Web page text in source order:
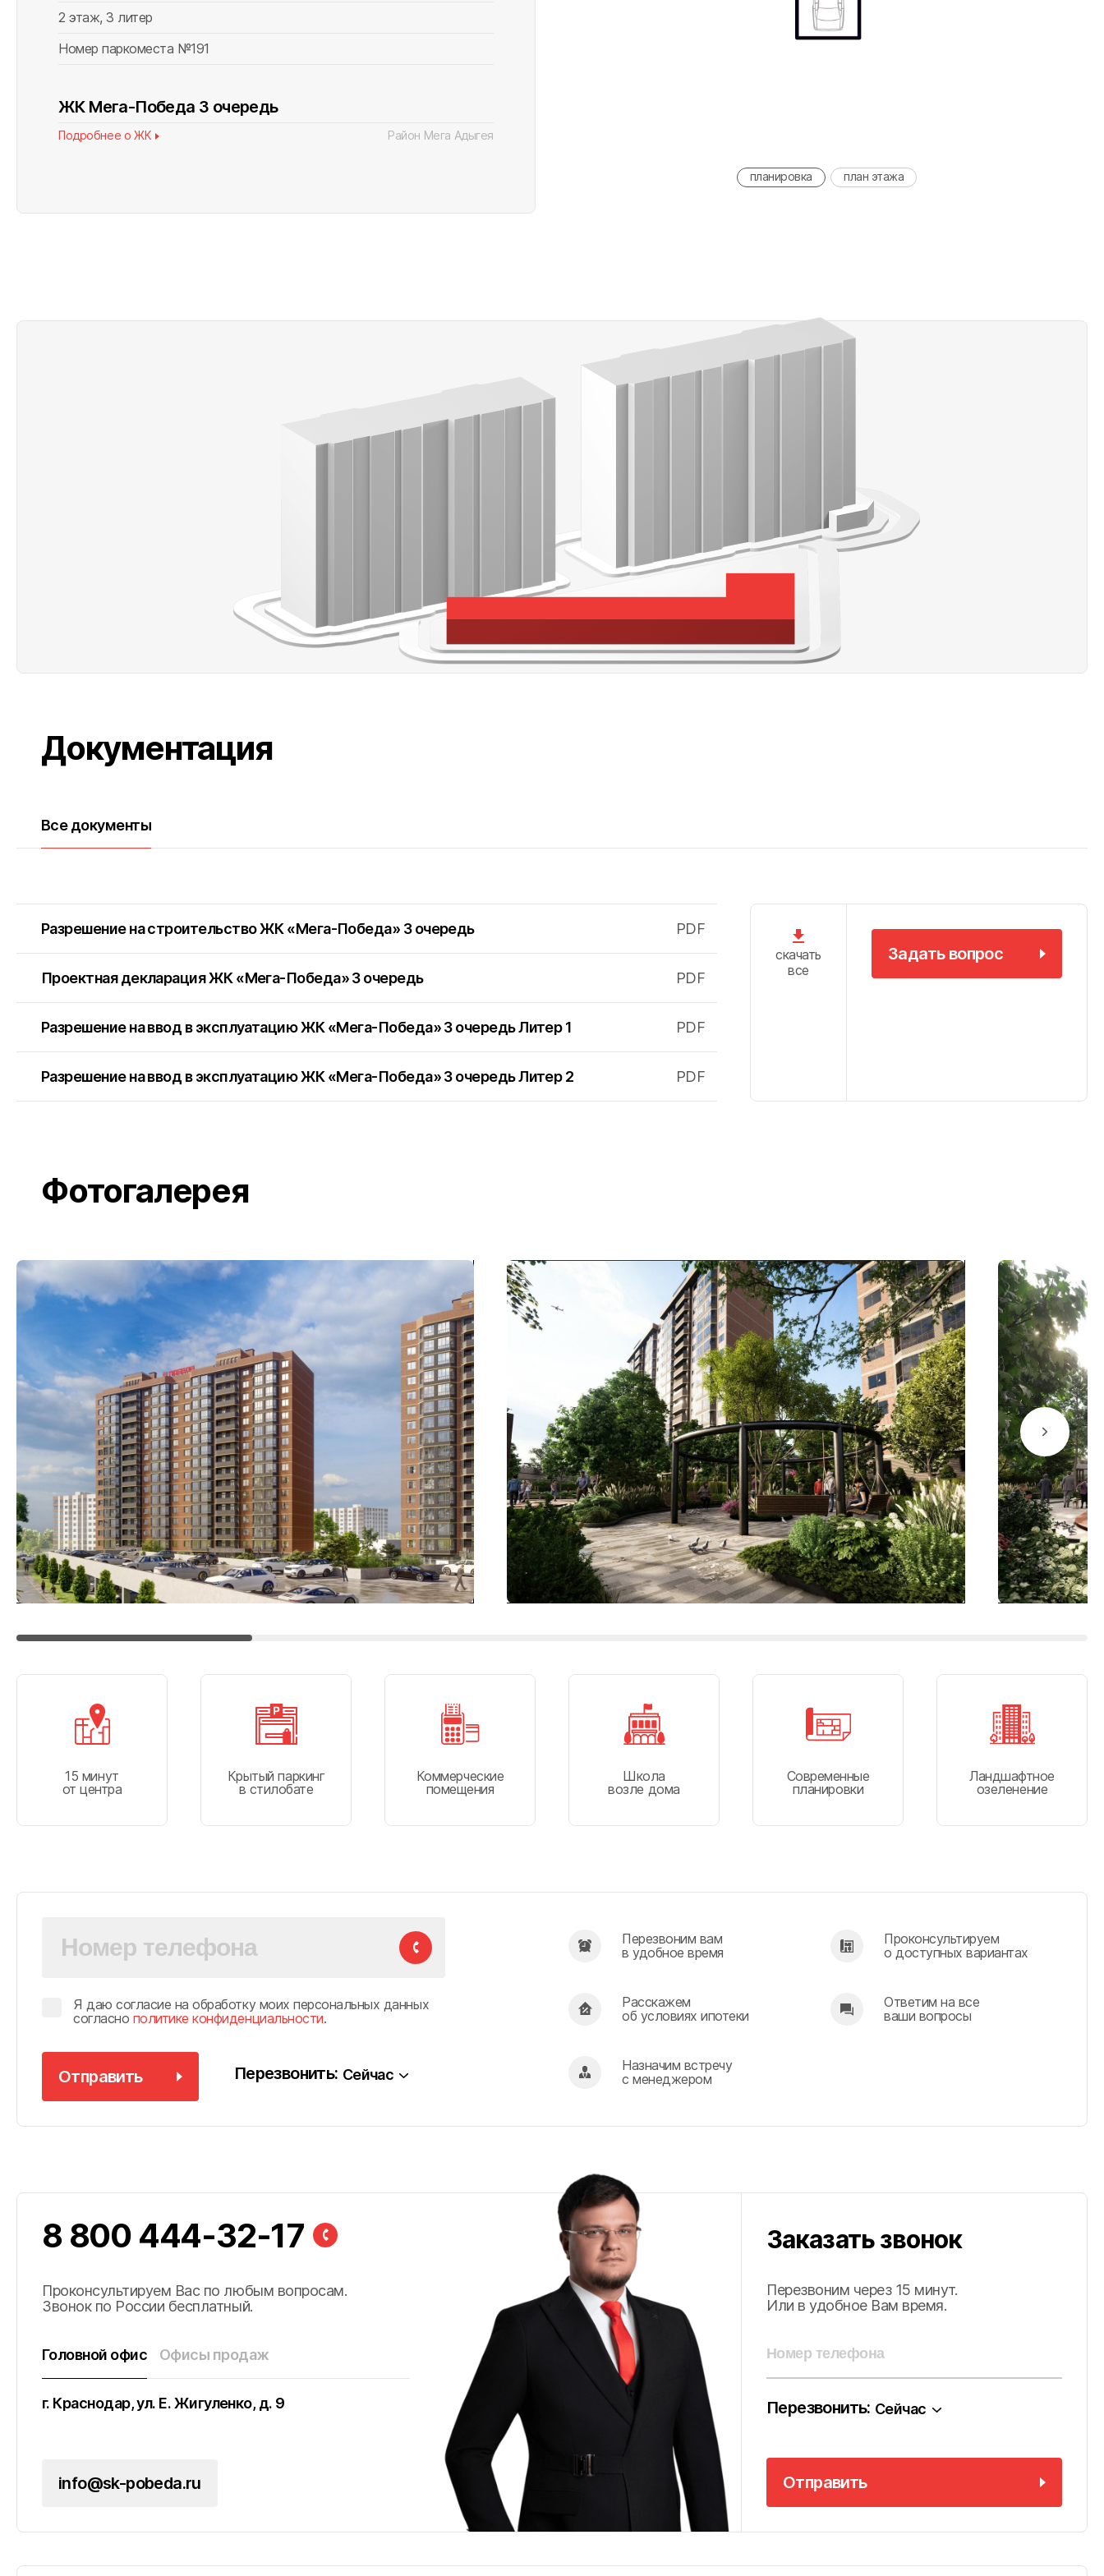
География присутствия ГК «Победа»
г. Краснодар
Головной офис
ПОКАЗАТЬ КОНТАКТЫ ПОКАЗАТЬ ВСЕ ОБЪЕКТЫ 9
г. Майкоп
г. Кропоткин
ВСЕГО НАЙДЕНО
2 этаж, 3 литер
Номер паркоместа №191
ЖК Мега-Победа 3 очередь
Подробнее о ЖК Район Мега Адыгея
планировка план этажа
Документация
Все документы
Разрешение на строительство ЖК «Мега-Победа» 3 очередь PDF
Проектная декларация ЖК «Мега-Победа» 3 очередь PDF
Разрешение на ввод в эксплуатацию ЖК «Мега-Победа» 3 очередь Литер 1 PDF
Разрешение на ввод в эксплуатацию ЖК «Мега-Победа» 3 очередь Литер 2 PDF
скачать
все
Задать вопрос
Фотогалерея
15 минут
от центра
Крытый паркинг
в стилобате
Коммерческие
помещения
Школа
возле дома
Современные
планировки
Ландшафтное
озеленение
Перезвоним вам
в удобное время
Проконсультируем
о доступных вариантах
Расскажем
об условиях ипотеки
Ответим на все
ваши вопросы
Назначим встречу
с менеджером
Я даю согласие на обработку моих персональных данных
согласно политике конфиденциальности.
Отправить Перезвонить: Сейчас
8 800 444-32-17
Проконсультируем Вас по любым вопросам.
Звонок по России бесплатный.
Головной офис Офисы продаж
г. Краснодар, ул. Е. Жигуленко, д. 9
info@sk-pobeda.ru
Заказать звонок
Перезвоним через 15 минут.
Или в удобное Вам время.
Перезвонить: Сейчас
Отправить